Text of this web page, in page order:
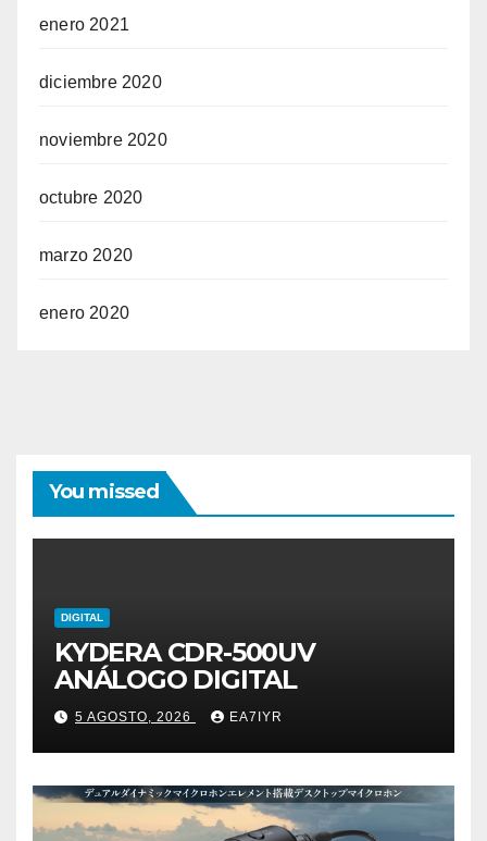
enero 2021
diciembre 2020
noviembre 2020
octubre 2020
marzo 2020
enero 2020
You missed
DIGITAL
KYDERA CDR-500UV
ANÁLOGO DIGITAL
5 AGOSTO, 2026 EA7IYR